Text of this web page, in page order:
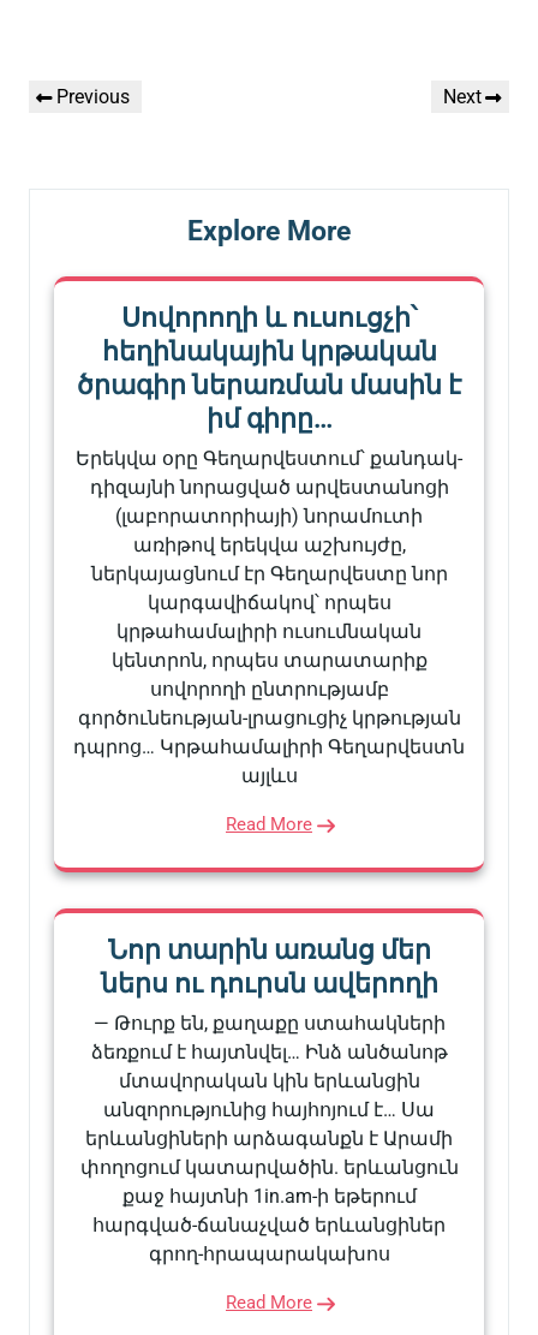
նավարկումը
Previous
Previous
Next
Next
Explore More
Սովորողի և ուսուցչի՝
հեղինակային կրթական
ծրագիր ներառման մասին է
իմ գիրը…
Երեկվա օրը Գեղարվեստում՝ քանդակ-
դիզայնի նորացված արվեստանոցի
(լաբորատորիայի) նորամուտի
առիթով երեկվա աշխույժը,
ներկայացնում էր Գեղարվեստը նոր
կարգավիճակով՝ որպես
կրթահամալիրի ուսումնական
կենտրոն, որպես տարատարիք
սովորողի ընտրությամբ
գործունեության-լրացուցիչ կրթության
դպրոց… Կրթահամալիրի Գեղարվեստն
այլևս
Read More
Նոր տարին առանց մեր
ներս ու դուրսն ավերողի
— Թուրք են, քաղաքը ստահակների
ձեռքում է հայտնվել… Ինձ անծանոթ
մտավորական կին երևանցին
անզորությունից հայհոյում է… Սա
երևանցիների արձագանքն է Արամի
փողոցում կատարվածին. երևանցուն
քաջ հայտնի 1in.am-ի եթերում
հարգված-ճանաչված երևանցիներ
գրող-հրապարակախոս
Read More